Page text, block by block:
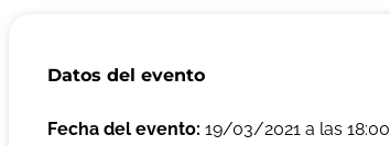
Datos del evento
Fecha del evento: 19/03/2021 a las 18:00